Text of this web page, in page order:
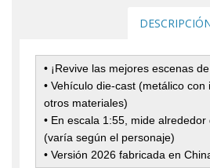
• ¡Revive las mejores escenas
• Vehículo die-cast (metálico
otros materiales)
• En escala 1:55, mide
(varía según el personaje)
• Versión 2026 fabricada en